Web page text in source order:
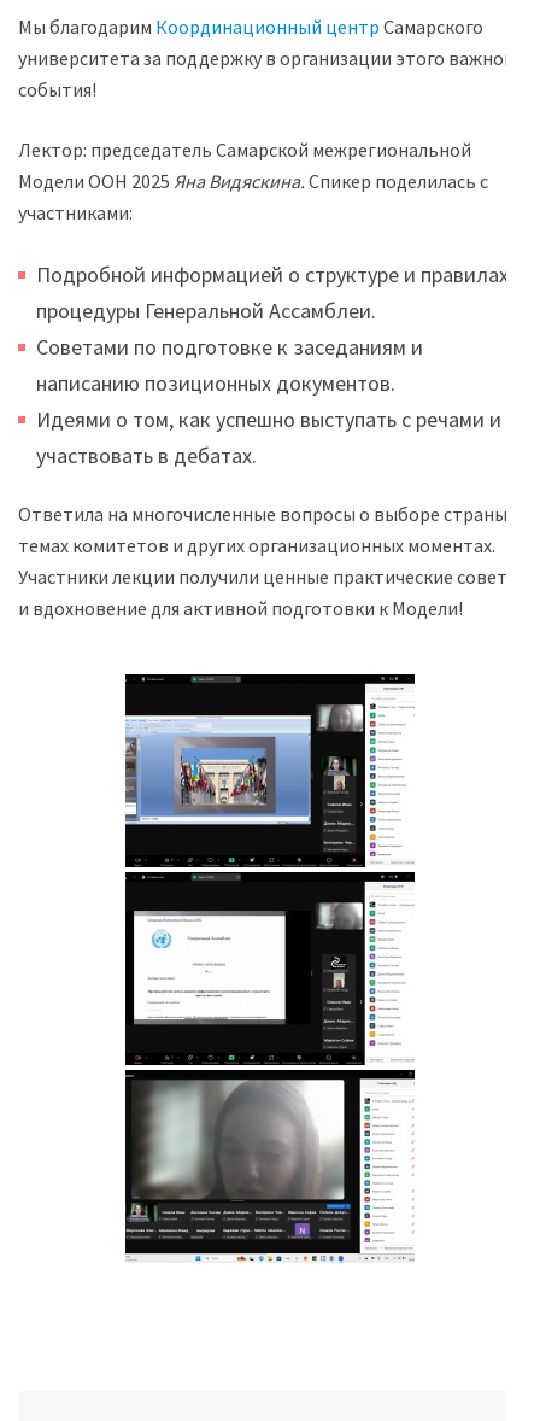
Мы благодарим Координационный центр Самарского
университета за поддержку в организации этого важного
события!
Лектор: председатель Самарской межрегиональной
Модели ООН 2025 Яна Видяскина. Спикер поделилась с
участниками:
Подробной информацией о структуре и правилах
процедуры Генеральной Ассамблеи.
Советами по подготовке к заседаниям и
написанию позиционных документов.
Идеями о том, как успешно выступать с речами и
участвовать в дебатах.
Ответила на многочисленные вопросы о выборе страны,
темах комитетов и других организационных моментах.
Участники лекции получили ценные практические советы
и вдохновение для активной подготовки к Модели!